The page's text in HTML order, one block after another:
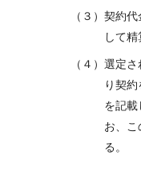
（３）契約
して精
（４）選定
り契
を記載
お、こ
る。